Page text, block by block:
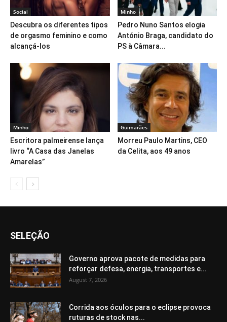
Social
Descubra os diferentes tipos
de orgasmo feminino e como
alcançá-los
Minho
Pedro Nuno Santos elogia
António Braga, candidato do
PS à Câmara...
Minho
Escritora palmeirense lança
livro “A Casa das Janelas
Amarelas”
Guimarães
Morreu Paulo Martins, CEO
da Celita, aos 49 anos
SELEÇÃO
Governo aprova pacote de medidas para
reforçar defesa, energia, transportes e...
August 7, 2026
Corrida aos óculos para o eclipse provoca
ruturas de stock nas...